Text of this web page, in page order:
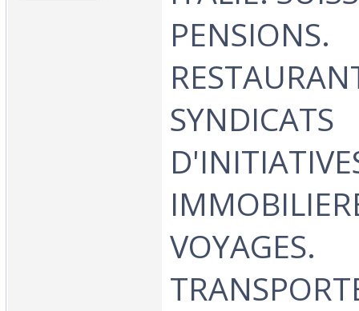
PENSIONS.
SYNDICATS
VOYAGES.